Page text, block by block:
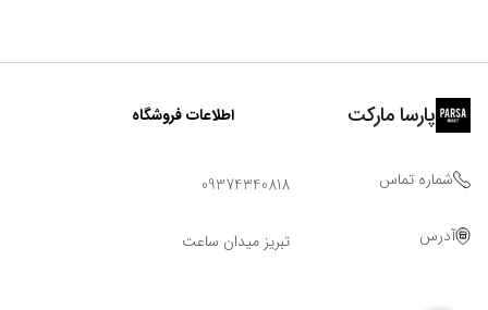
پارسا مارکت اطلاعات فروشگاه
شماره تماس 09374340818
آدرس تبریز میدان ساعت